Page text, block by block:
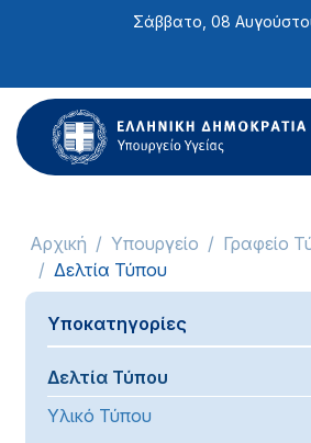
ιστότοπος
περιλαμβάνει
ένα
σύστημα
Σάββατο, 08
Αρχική Υπουργείο
Γραφείο
Δελτία Τύπου
Υποκατηγορίες
Δελτία Τύπου
Υλικό Τύπου